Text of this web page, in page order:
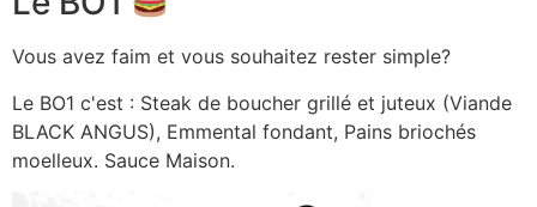
Vous avez faim et vous souhaitez rester simple?
Le BO1 c'est : Steak de boucher grillé et juteux (Viande
BLACK ANGUS), Emmental fondant, Pains briochés
moelleux. Sauce Maison.